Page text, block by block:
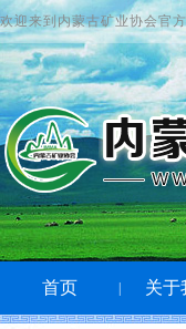
欢迎来到内蒙古矿业协会官方
首页 关于